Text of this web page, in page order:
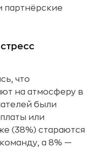
партнёрские
что
на атмосферу в
были
или
(38%) стараются
а 8% —